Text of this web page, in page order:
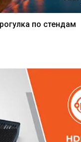
по стендам